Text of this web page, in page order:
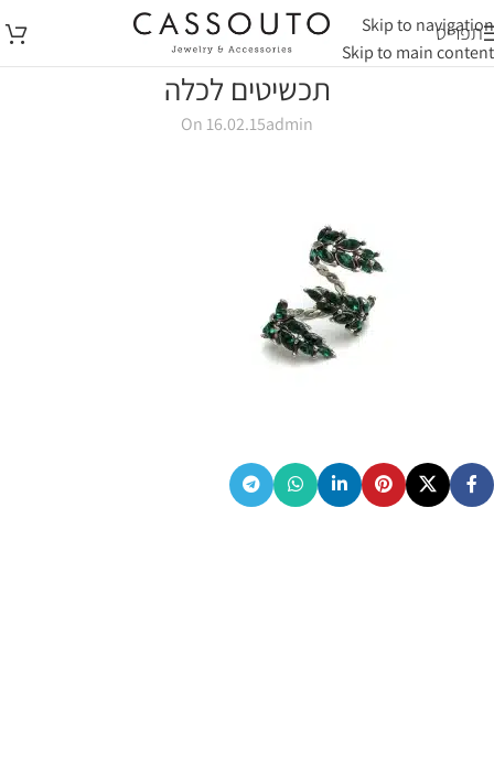
Skip to navigation
Skip to main content
תפריט
תכשיטים לכלה
admin
On 16.02.15